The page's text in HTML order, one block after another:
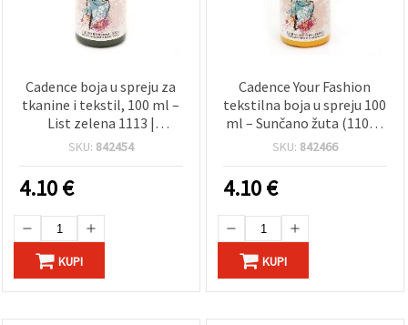
Cadence boja u spreju za
tkanine i tekstil, 100 ml –
List zelena 1113 |
Intenzivna boja za tekstil
DIY hobi rukotvorine
SKU: 842454
4.10€
KUPI
Cadence Your Fashion
tekstilna boja u spreju 100
ml – Sunčano žuta (1102),
sprej za tkaninu za odjeću,
SKU: 842466
4.10€
KUPI